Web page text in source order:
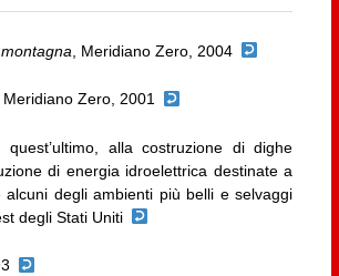
, Meridiano Zero, 2004
Meridiano Zero, 2001
quest’ultimo, alla costruzione di dighe
di energia idroelettrica destinate a
alcuni degli ambienti più belli e selvaggi
degli Stati Uniti